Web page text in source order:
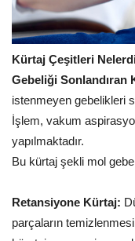
Kürtaj Çeşitleri
Gebeliği Sonlandıran
istenmeyen gebelikleri
İşlem, vakum
yapılmaktadır.
Bu kürtaj şekli mol
Retansiyone Kürtaj:
parçaların